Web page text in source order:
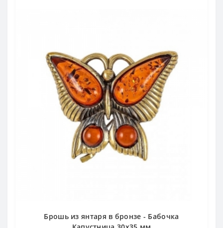
Брошь из янтаря в бронзе - Бабочка